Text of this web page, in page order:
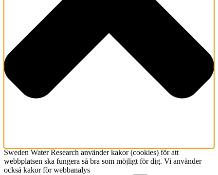
Sweden Water Research använder kakor (cookies) för att
webbplatsen ska fungera så bra som möjligt för dig. Vi använder
också kakor för webbanalys